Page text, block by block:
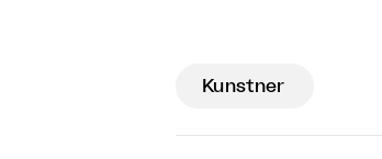
Kunstner